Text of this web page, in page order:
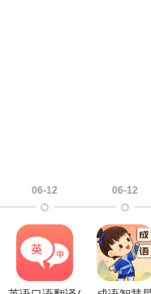
06-12 06-12